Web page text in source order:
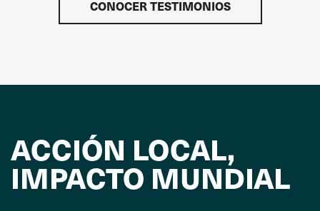
CONOCER TESTIMONIOS
ACCIÓN LOCAL,
IMPACTO MUNDIAL